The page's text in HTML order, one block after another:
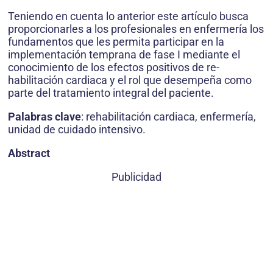
Teniendo en cuenta lo anterior este artículo busca
proporcionarles a los profesionales en enfermería los
fundamentos que les per­mita participar en la
implementación temprana de fase I mediante el
conocimiento de los efectos positivos de re­
habilitación cardiaca y el rol que desempeña como
parte del tratamiento integral del paciente.
Palabras clave: rehabilitación cardiaca, enfermería,
uni­dad de cuidado intensivo.
Abstract
Publicidad